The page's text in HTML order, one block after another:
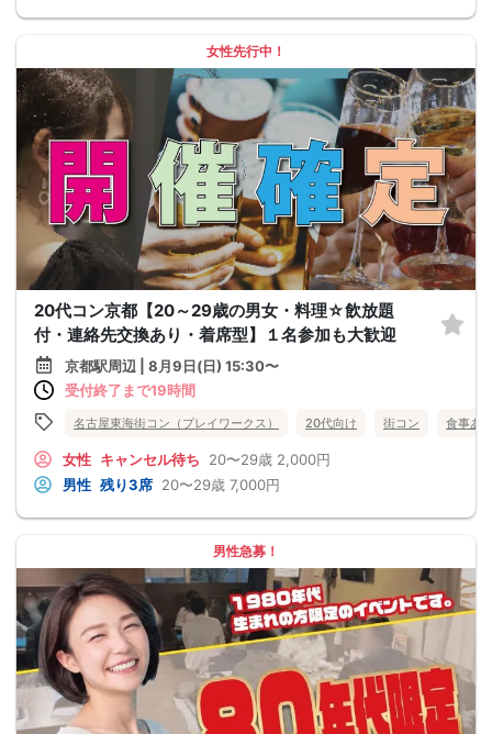
女性先行中！
20代コン京都【20～29歳の男女・料理☆飲放題
付・連絡先交換あり・着席型】１名参加も大歓迎
京都駅周辺 | 8月9日(日) 15:30〜
受付終了まで19時間
名古屋東海街コン（プレイワークス） 20代向け 街コン 食事あ
女性 キャンセル待ち 20〜29歳 2,000円
男性 残り3席 20〜29歳 7,000円
男性急募！